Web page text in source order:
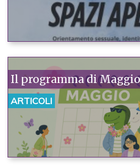
Il programma di
ARTICOLI